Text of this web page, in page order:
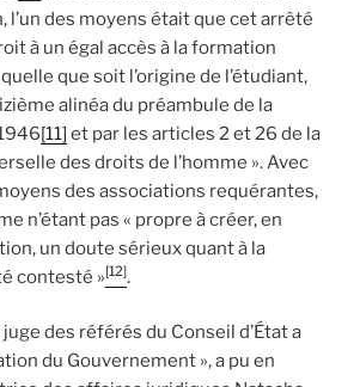
l’un des moyens était que cet arrêté
à un égal accès à la formation
que soit l’origine de l’étudiant,
alinéa du préambule de la
[11] et par les articles 2 et 26 de la
des droits de l’homme ». Avec
des associations requérantes,
n’étant pas « propre à créer, en
un doute sérieux quant à la
contesté »[12].
juge des référés du Conseil d’État a
du Gouvernement », a pu en